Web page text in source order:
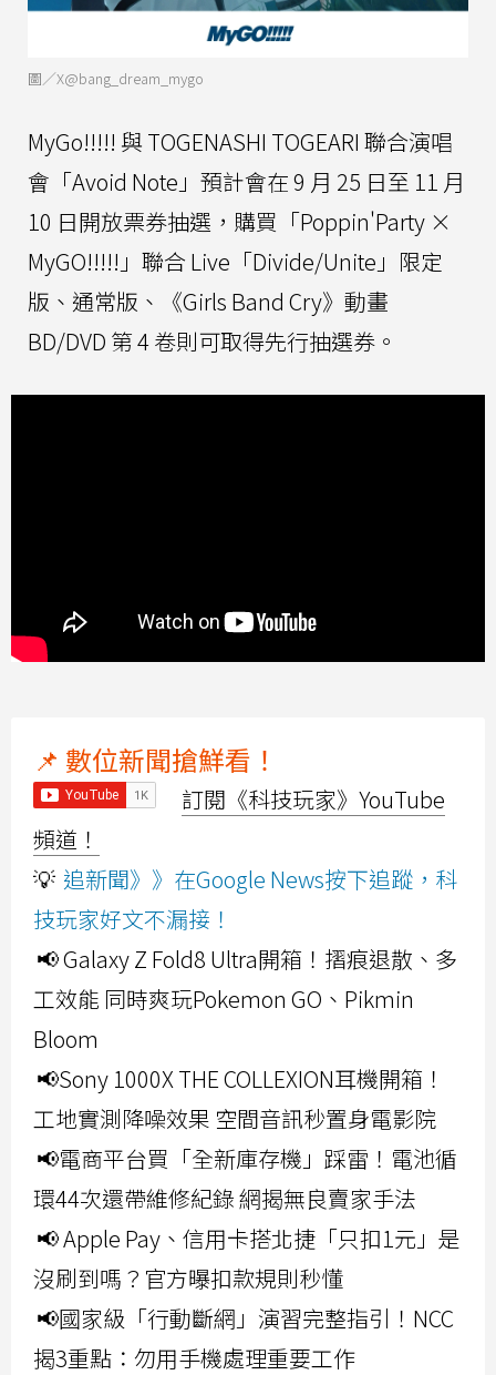
圖／X@bang_dream_mygo
MyGo!!!!! 與 TOGENASHI TOGEARI 聯合演唱
會「Avoid Note」預計會在 9 月 25 日至 11 月
10 日開放票券抽選，購買「Poppin'Party ×
MyGO!!!!!」聯合 Live「Divide/Unite」限定
版、通常版、《Girls Band Cry》動畫
BD/DVD 第 4 卷則可取得先行抽選券。
📌 數位新聞搶鮮看！
訂閱《科技玩家》YouTube
頻道！
💡 追新聞》》在Google News按下追蹤，科
技玩家好文不漏接！
📢 Galaxy Z Fold8 Ultra開箱！摺痕退散、多
工效能 同時爽玩Pokemon GO、Pikmin
Bloom
📢Sony 1000X THE COLLEXION耳機開箱！
工地實測降噪效果 空間音訊秒置身電影院
📢電商平台買「全新庫存機」踩雷！電池循
環44次還帶維修紀錄 網揭無良賣家手法
📢 Apple Pay、信用卡搭北捷「只扣1元」是
沒刷到嗎？官方曝扣款規則秒懂
📢國家級「行動斷網」演習完整指引！NCC
揭3重點：勿用手機處理重要工作